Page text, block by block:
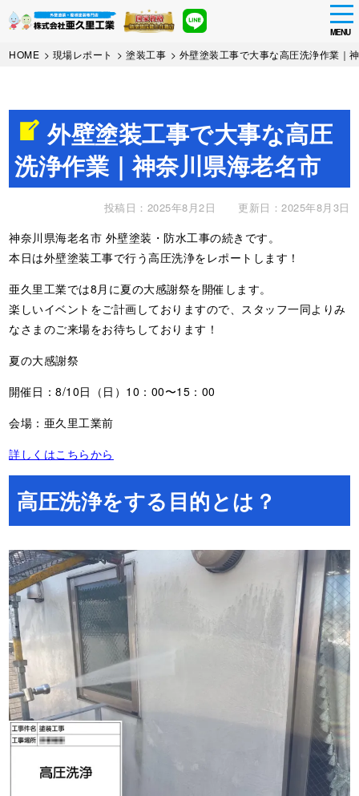
Skip
MENU
HOME > 現場レポート >塗装工事 > 外壁塗装工事で大事な高圧洗浄作業｜
外壁塗装工事で大事な高圧
洗浄作業｜神奈川県海老名市
投稿日：2025年8月2日 更新日：2025年8月3日
神奈川県海老名市 外壁塗装・防水工事の続きです。
本日は外壁塗装工事で行う高圧洗浄をレポートします！
亜久里工業では8月に夏の大感謝祭を開催します。
楽しいイベントをご計画しておりますので、スタッフ一同よりみ
なさまのご来場をお待ちしております！
夏の大感謝祭
開催日：8/10日（日）10：00〜15：00
会場：亜久里工業前
詳しくはこちらから
高圧洗浄をする目的とは？